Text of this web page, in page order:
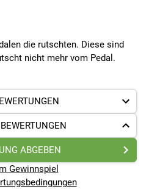
die rutschten. Diese sind
nicht mehr vom Pedal.
ABGEBEN
Gewinnspiel